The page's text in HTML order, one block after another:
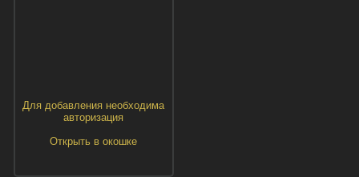
Для добавления необходима
авторизация
Открыть в окошке